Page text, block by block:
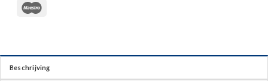
Beschrijving